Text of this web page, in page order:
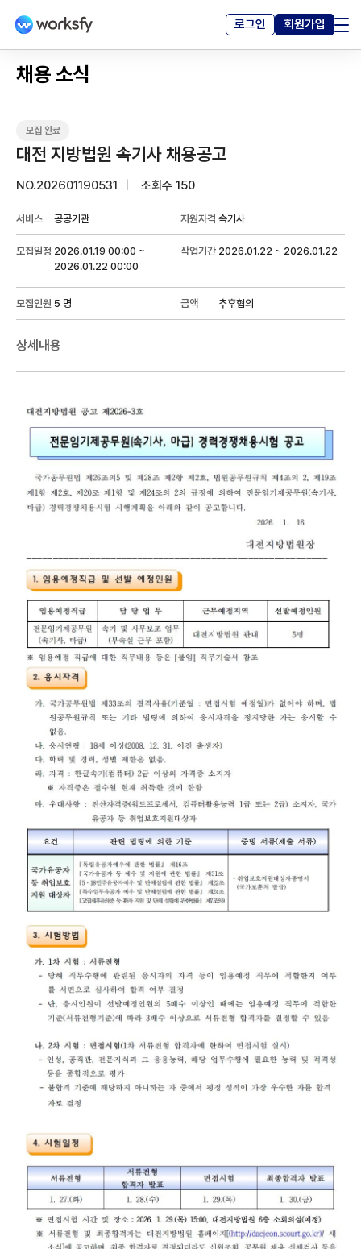
채용 · 프로젝트
커뮤니티
마이페이지
로그인 회원가입
채용 소식
대전 지방법원 속기사 채용공고
NO.202601190531 조회수 150
서비스 공공기관
모집일정 2026.01.19 00:00 ~
2026.01.22 00:00
모집인원 5 명
지원자격 속기사
작업기간 2026.01.22 ~ 2026.01.22
금액 추후협의
상세내용